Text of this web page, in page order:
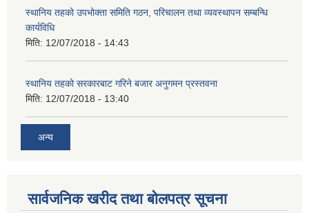
स्थानिय तहको उपभोक्ता समिति गठन, परिचालन तथा व्यवस्थापन सम्बन्धि
कार्यविधि
मिति: 12/07/2018 - 14:43
स्थानिय तहको सरकारबाट गरिने बजार अनुगमन प्रस्तवना
मिति: 12/07/2018 - 13:40
अन्य
सार्वजनिक खरीद तथा बोलपत्र सूचना